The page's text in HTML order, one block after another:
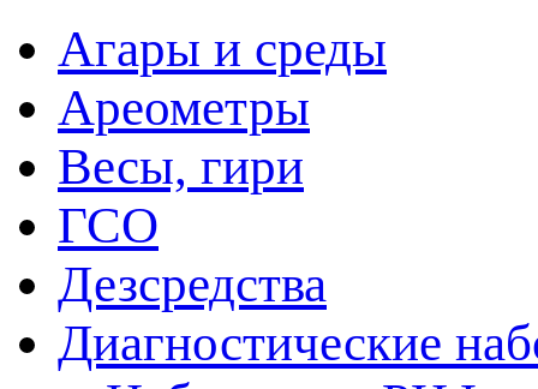
Агары и среды
Ареометры
Весы, гири
ГСО
Дезсредства
Диагностические